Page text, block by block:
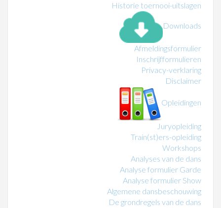
Historie toernooi-uitslagen
Downloads
Afmeldingsformulier
Inschrijfformulieren
Privacy-verklaring
Disclaimer
Opleidingen
Juryopleiding
Train(st)ers-opleiding
Workshops
Analyses van de dans
Analyse formulier Garde
Analyse formulier Show
Algemene dansbeschouwing
De grondregels van de dans